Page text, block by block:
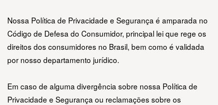
Nossa Política de Privacidade e Segurança é amparada no
Código de Defesa do Consumidor, principal lei que rege os
direitos dos consumidores no Brasil, bem como é validada
por nosso departamento jurídico.
Em caso de alguma divergência sobre nossa Política de
Privacidade e Segurança ou reclamações sobre os